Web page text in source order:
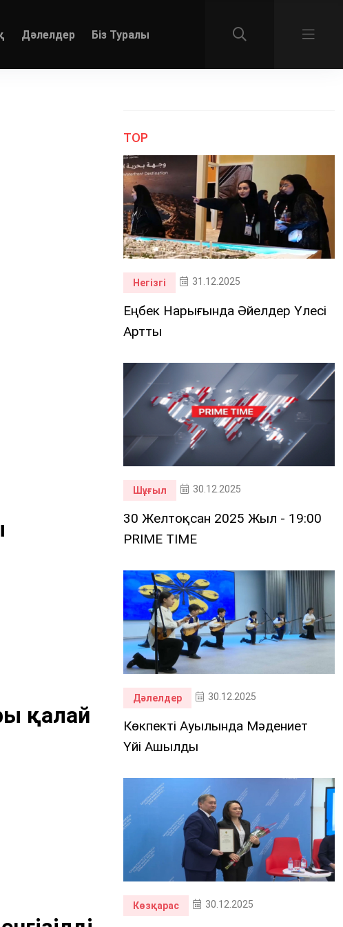
Дәлелдер Біз Туралы
қалай
TOP
Негізгі 31.12.2025
Еңбек Нарығында Әйелдер Үлесі
Артты
Шұғыл 30.12.2025
30 Желтоқсан 2025 Жыл - 19:00
PRIME TIME
Дәлелдер 30.12.2025
Көкпекті Ауылында Мәдениет
Үйі Ашылды
Көзқарас 30.12.2025